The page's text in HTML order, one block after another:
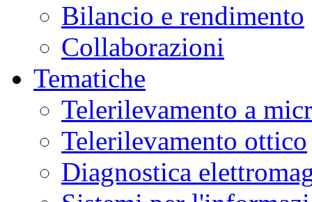
Bilancio e rendimento
Collaborazioni
Tematiche
Telerilevamento a
Telerilevamento ottico
Diagnostica